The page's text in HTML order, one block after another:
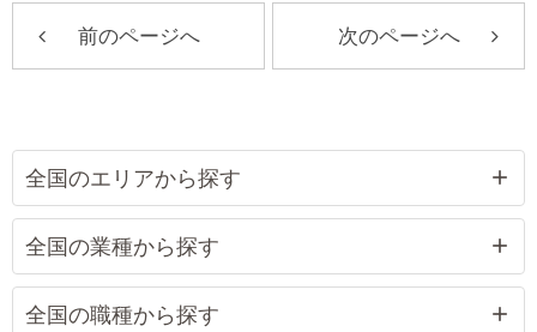
前のページへ 次のページへ
全国のエリアから探す
全国の業種から探す
全国の職種から探す